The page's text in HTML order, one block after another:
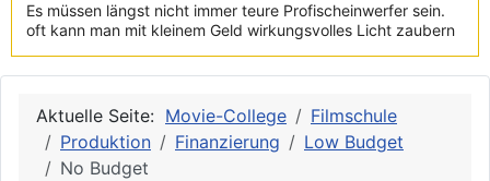
Es müssen längst nicht immer teure Profischeinwerfer sein.
oft kann man mit kleinem Geld wirkungsvolles Licht zaubern
Aktuelle Seite: Movie-College
Filmschule
Produktion
Finanzierung
Low Budget
No Budget